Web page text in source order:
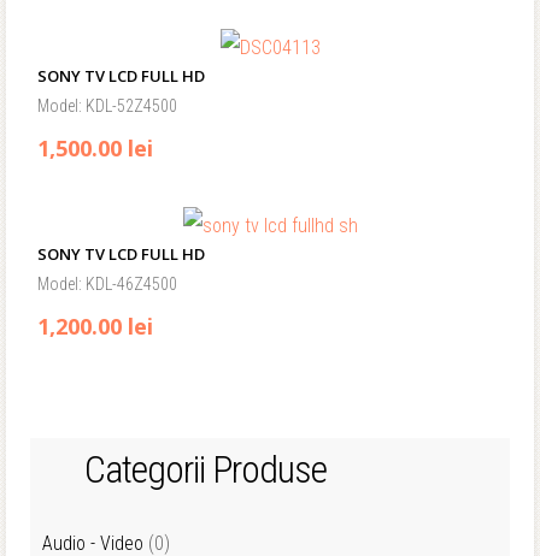
SONY TV LCD FULL HD
Model: KDL-52Z4500
1,500.00 lei
SONY TV LCD FULL HD
Model: KDL-46Z4500
1,200.00 lei
Categorii Produse
Audio - Video (0)